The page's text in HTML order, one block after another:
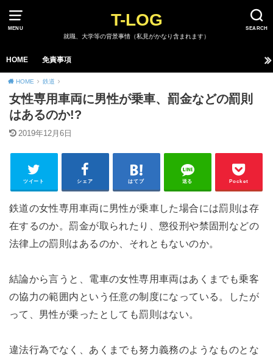
MENU SEARCH
T-LOG
就職、大学等の背景事情（私見がかなり含まれます）
HOME 免責事項
HOME 鉄道
女性専用車両に男性が乗車、罰金などの罰則
はあるのか!?
2019年12月6日
ツイート シェア はてブ 送る Pocket
鉄道の女性専用車両に男性が乗車した場合には罰則は存
在するのか。罰金が取られたり、懲役刑や禁固刑などの
法律上の罰則はあるのか、それともないのか。
結論から言うと、電車の女性専用車両はあくまでも乗客
の協力の範囲内という任意の制度になっている。したが
って、男性が乗ったとしても罰則はない。
違法行為でなく、あくまでも努力義務のようなものとな